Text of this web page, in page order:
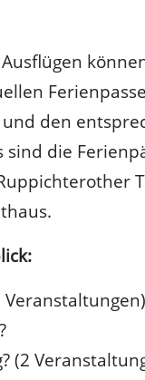
den
sind die
Veranstaltungen)
(2